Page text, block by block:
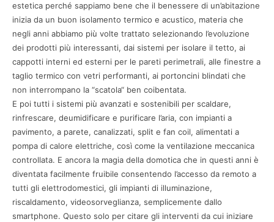
estetica perché sappiamo bene che il benessere di un’abitazione
inizia da un buon isolamento termico e acustico, materia che
negli anni abbiamo più volte trattato selezionando l’evoluzione
dei prodotti più interessanti, dai sistemi per isolare il tetto, ai
cappotti interni ed esterni per le pareti perimetrali, alle finestre a
taglio termico con vetri performanti, ai portoncini blindati che
non interrompano la “scatola“ ben coibentata.
E poi tutti i sistemi più avanzati e sostenibili per scaldare,
rinfrescare, deumidificare e purificare l’aria, con impianti a
pavimento, a parete, canalizzati, split e fan coil, alimentati a
pompa di calore elettriche, così come la ventilazione meccanica
controllata. E ancora la magia della domotica che in questi anni è
diventata facilmente fruibile consentendo l’accesso da remoto a
tutti gli elettrodomestici, gli impianti di illuminazione,
riscaldamento, videosorveglianza, semplicemente dallo
smartphone. Questo solo per citare gli interventi da cui iniziare